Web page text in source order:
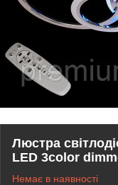
Люстра
LED 3color
Немає в наявності